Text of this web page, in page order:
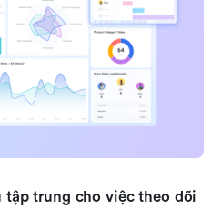
tập trung cho việc theo dõi